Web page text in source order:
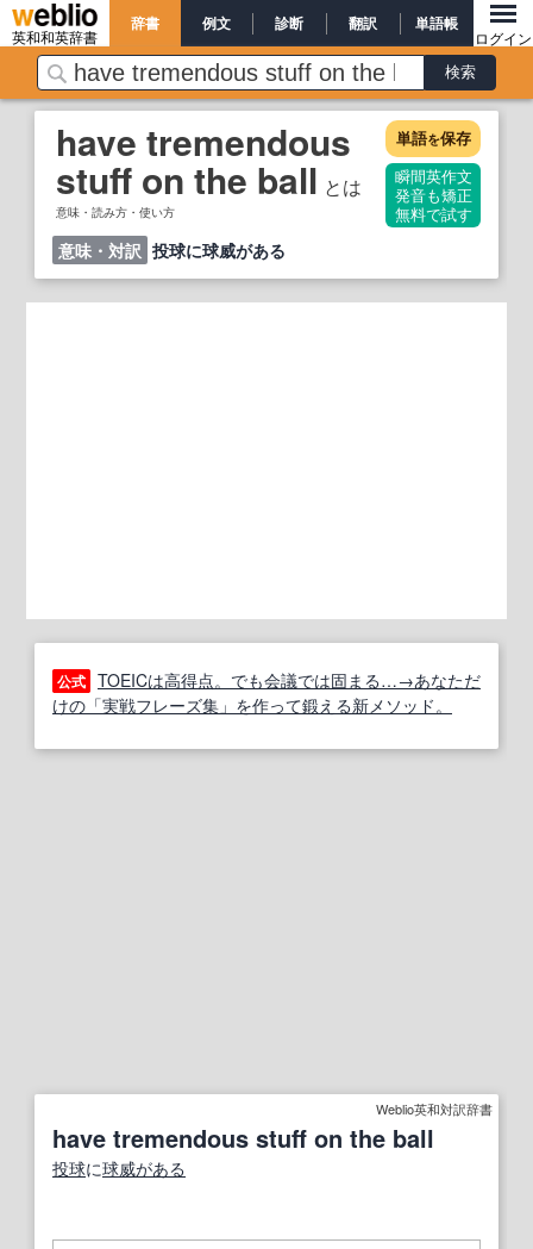
英和和英辞書
辞書 例文 診断 翻訳 単語帳
ログイン
have tremendous
stuff on the ball とは
意味・読み方・使い方
単語を保存
瞬間英作文
発音も矯正
無料で試す
意味・対訳 投球に球威がある
公式 TOEICは高得点。でも会議では固まる…→あなただ
けの「実戦フレーズ集」を作って鍛える新メソッド。
Weblio英和対訳辞書
have tremendous stuff on the ball
投球に球威がある